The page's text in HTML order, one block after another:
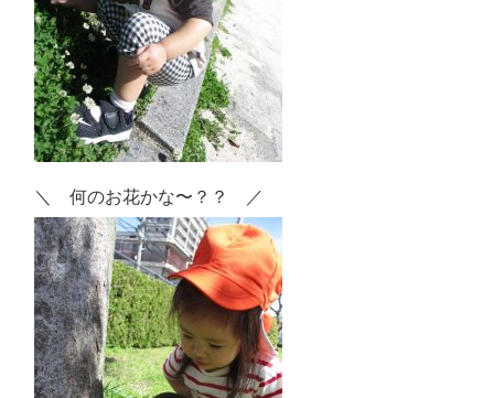
＼ 何のお花かな〜？？ ／